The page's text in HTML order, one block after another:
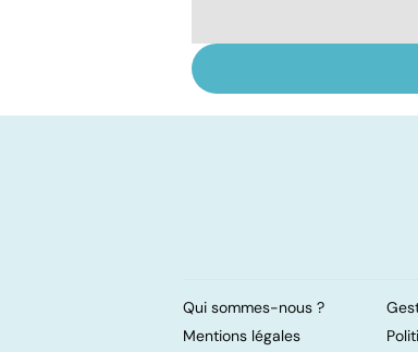
glycémique ?
Qui sommes-nous ?
Mentions légales